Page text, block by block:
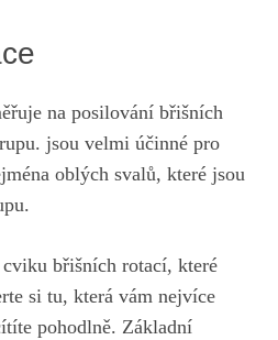
na posilování břišních
jsou velmi účinné pro
oblých svalů, které ‌jsou
břišních ‍rotací, které
‍si tu, která vám ​nejvíce
pohodlně. Základní